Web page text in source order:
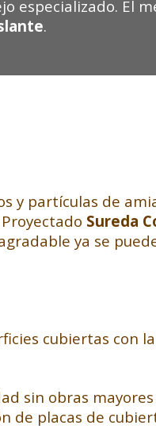
especializado. El
.
y partículas de
Sureda
ya se
cubiertas con
sin obras
de placas de